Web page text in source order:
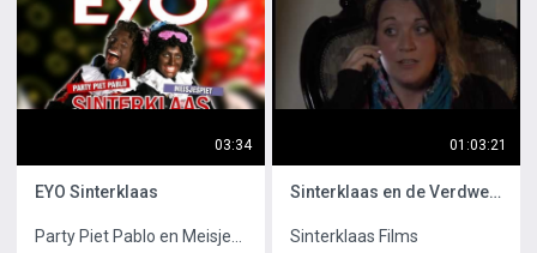
03:34
EYO Sinterklaas
01:03:21
Sinterklaas en de Verdwenen Pieten
Sinterklaas Films